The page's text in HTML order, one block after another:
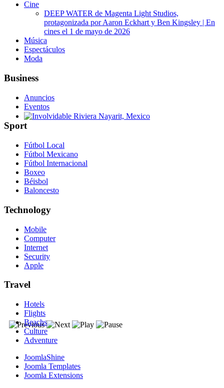
Involvidable Riviera Nayarit, Mexico
Cine
DEEP WATER de Magenta Light Studios,
protagonizada por Aaron Eckhart y Ben Kingsley | En
cines el 1 de mayo de 2026
Música
Espectáculos
Moda
Business
Anuncios
Eventos
Sport
Fútbol Local
Fútbol Mexicano
Fútbol Internacional
Boxeo
Béisbol
Baloncesto
Technology
Mobile
Computer
Internet
Security
Apple
Travel
Hotels
Flights
Beachs
Culture
Adventure
JoomlaShine
Joomla Templates
Joomla Extensions